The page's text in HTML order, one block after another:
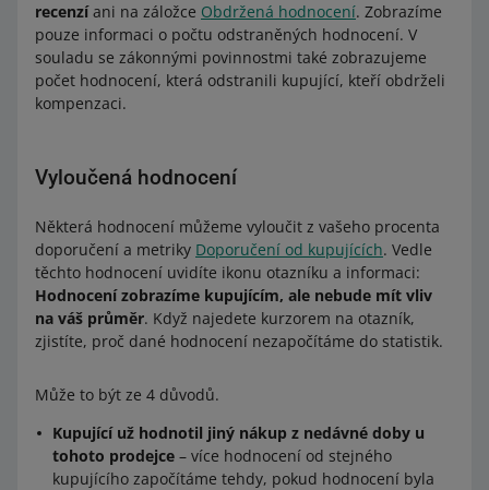
recenzíani na záložce Obdržená hodnocení. Zobrazíme
pouze informaci o počtu odstraněných hodnocení. V
souladu se zákonnými povinnostmi také zobrazujeme
počet hodnocení, která odstranili kupující, kteří obdrželi
kompenzaci.
Vyloučená hodnocení
Některá hodnocení můžeme vyloučit z vašeho procenta
doporučení a metriky Doporučení od kupujících. Vedle
těchto hodnocení uvidíte ikonu otazníku a informaci:
Hodnocení zobrazíme kupujícím, ale nebude mít vliv
na váš průměr. Když najedete kurzorem na otazník,
zjistíte, proč dané hodnocení nezapočítáme do statistik.
Může to být ze 4 důvodů.
Kupující už hodnotil jiný nákup z nedávné doby u
tohoto prodejce – více hodnocení od stejného
kupujícího započítáme tehdy, pokud hodnocení byla